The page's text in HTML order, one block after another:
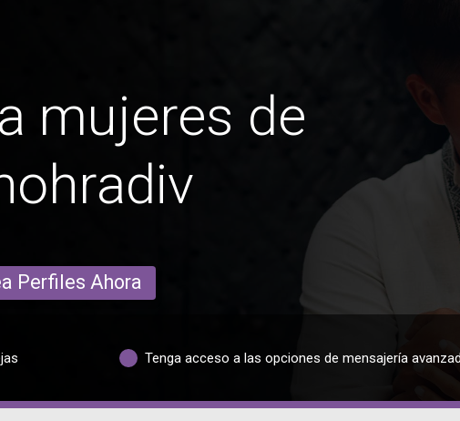
mujeres de
Perfiles Ahora
Tenga acceso a las opciones de mensajería